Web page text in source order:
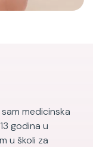
medicinska
godina u
u školi za